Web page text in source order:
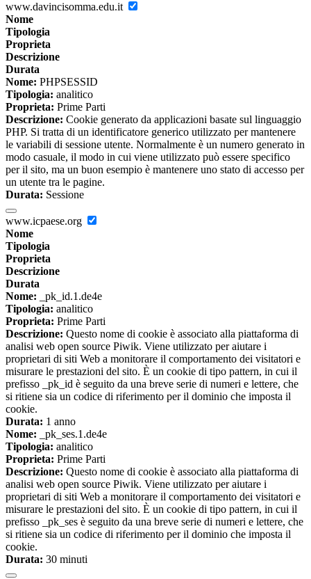
www.davincisomma.edu.it
Nome
Tipologia
Proprieta
Descrizione
Durata
Nome: PHPSESSID
Tipologia: analitico
Proprieta: Prime Parti
Descrizione: Cookie generato da applicazioni basate sul linguaggio
PHP. Si tratta di un identificatore generico utilizzato per mantenere
le variabili di sessione utente. Normalmente è un numero generato in
modo casuale, il modo in cui viene utilizzato può essere specifico
per il sito, ma un buon esempio è mantenere uno stato di accesso per
un utente tra le pagine.
Durata: Sessione
www.icpaese.org
Nome
Tipologia
Proprieta
Descrizione
Durata
Nome: _pk_id.1.de4e
Tipologia: analitico
Proprieta: Prime Parti
Descrizione: Questo nome di cookie è associato alla piattaforma di
analisi web open source Piwik. Viene utilizzato per aiutare i
proprietari di siti Web a monitorare il comportamento dei visitatori e
misurare le prestazioni del sito. È un cookie di tipo pattern, in cui il
prefisso _pk_id è seguito da una breve serie di numeri e lettere, che
si ritiene sia un codice di riferimento per il dominio che imposta il
cookie.
Durata: 1 anno
Nome: _pk_ses.1.de4e
Tipologia: analitico
Proprieta: Prime Parti
Descrizione: Questo nome di cookie è associato alla piattaforma di
analisi web open source Piwik. Viene utilizzato per aiutare i
proprietari di siti Web a monitorare il comportamento dei visitatori e
misurare le prestazioni del sito. È un cookie di tipo pattern, in cui il
prefisso _pk_ses è seguito da una breve serie di numeri e lettere, che
si ritiene sia un codice di riferimento per il dominio che imposta il
cookie.
Durata: 30 minuti